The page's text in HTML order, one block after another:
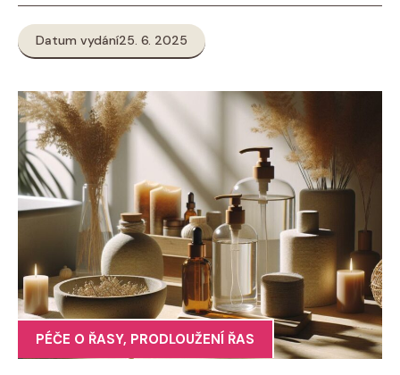
Datum vydání25. 6. 2025
PÉČE O ŘASY, PRODLOUŽENÍ ŘAS